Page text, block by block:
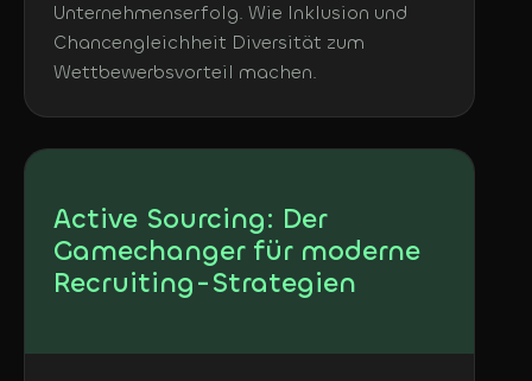
Unternehmenserfolg. Wie Inklusion und
Chancengleichheit Diversität zum
Wettbewerbsvorteil machen.
Active Sourcing: Der
Gamechanger für moderne
Recruiting-Strategien